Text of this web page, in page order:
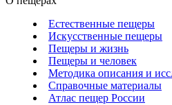
Естественные пещеры
Искусственные пещеры
Пещеры и жизнь
Пещеры и человек
Методика описания и
Справочные материалы
Атлас пещер России